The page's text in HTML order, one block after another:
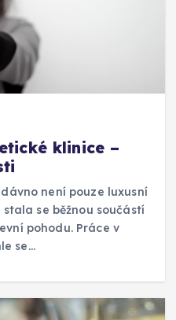
klinice –
není pouze luxusní
se běžnou součástí
pohodu. Práce v
se…